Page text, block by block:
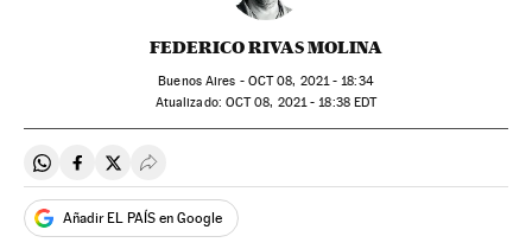
FEDERICO RIVAS MOLINA
Buenos Aires - OCT08, 2021 - 18:34
atualizado: OCT08, 2021 - 18:38EDT
Compartir en Whatsapp
Compartir en Facebook
Compartir en Twitter
Desplegar Redes Sociales
Añadir EL PAÍS en Google